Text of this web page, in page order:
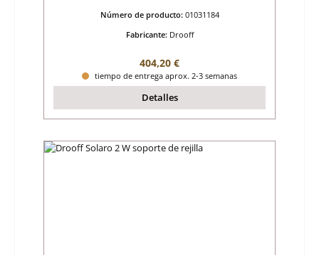
Número de producto: 01031184
Fabricante: Drooff
Precio normal:
404,20 €
tiempo de entrega aprox. 2-3 semanas
Detalles